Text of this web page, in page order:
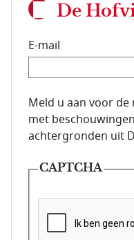
De
E-mail
E-mailadres van de
Meld u aan voor
met
achtergronden uit
CAPTCHA